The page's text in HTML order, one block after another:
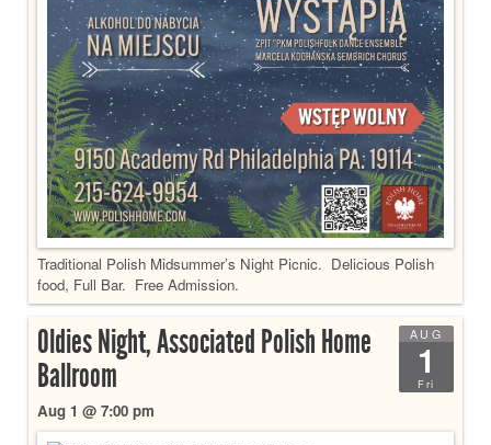
Traditional Polish Midsummer’s Night Picnic. Delicious Polish
food, Full Bar. Free Admission.
AUG
1
Fri
Oldies Night, Associated Polish Home
Ballroom
Aug 1 @ 7:00 pm